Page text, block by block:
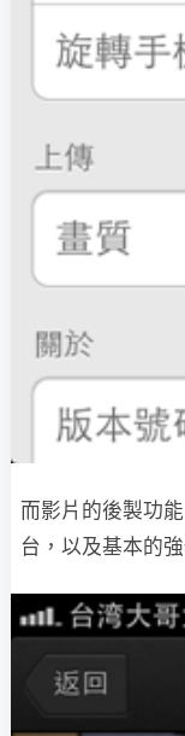
而影片的後製功
台，以及基本的強